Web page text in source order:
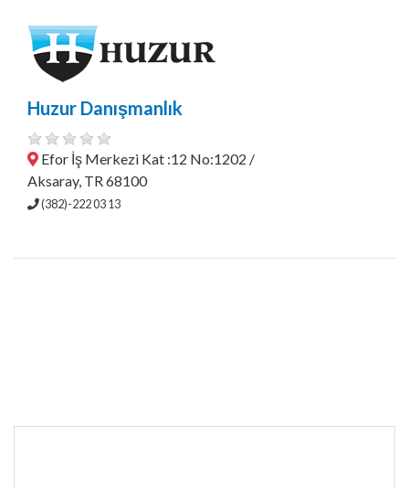
Huzur Danışmanlık
Efor İş Merkezi Kat :12 No:1202 /
Aksaray, TR 68100
(382)-222 03 13